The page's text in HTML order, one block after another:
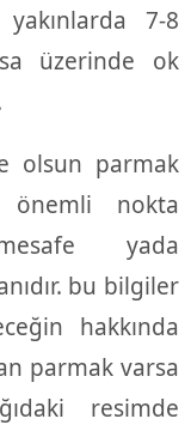
7-8
üzerinde ok
olsun parmak
nokta
yada
bu bilgiler
hakkında
parmak varsa
resimde